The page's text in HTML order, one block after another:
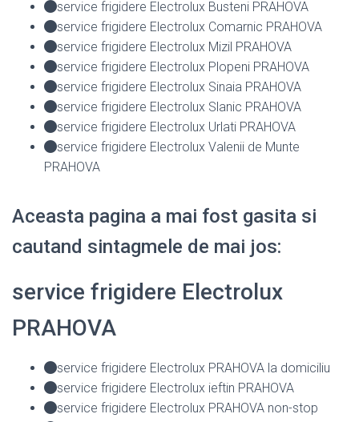
service frigidere Electrolux Busteni PRAHOVA
service frigidere Electrolux Comarnic PRAHOVA
service frigidere Electrolux Mizil PRAHOVA
service frigidere Electrolux Plopeni PRAHOVA
service frigidere Electrolux Sinaia PRAHOVA
service frigidere Electrolux Slanic PRAHOVA
service frigidere Electrolux Urlati PRAHOVA
service frigidere Electrolux Valenii de Munte
PRAHOVA
Aceasta pagina a mai fost gasita si
cautand sintagmele de mai jos:
service frigidere Electrolux
PRAHOVA
service frigidere Electrolux PRAHOVA la domiciliu
service frigidere Electrolux ieftin PRAHOVA
service frigidere Electrolux PRAHOVA non-stop